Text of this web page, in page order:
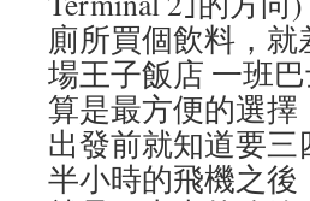
廁所買個飲料，
場王子飯店 一班
算是最方便的選
出發前就知道要
半小時的飛機之